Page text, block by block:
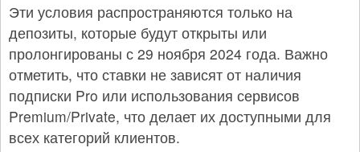
Эти условия распространяются только на
депозиты, которые будут открыты или
пролонгированы с 29 ноября 2024 года. Важно
отметить, что ставки не зависят от наличия
подписки Pro или использования сервисов
Premium/Private, что делает их доступными для
всех категорий клиентов.